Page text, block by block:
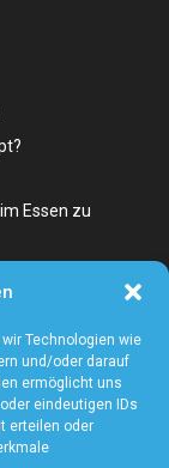
Technologien wie
und/oder darauf
ermöglicht uns
eindeutigen IDs
erteilen oder
Essen zu
Beispiel